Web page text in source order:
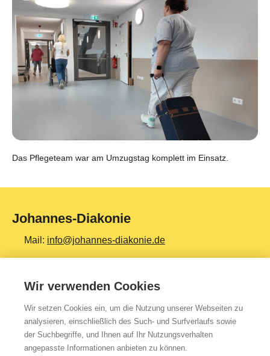
Das Pflegeteam war am Umzugstag komplett im Einsatz.
Johannes-Diakonie
Mail: info@johannes-diakonie.de
Tel:06261 - 88-0
Top Themen
Teilhabe & Assistenz
Wir verwenden Cookies
Wir setzen Cookies ein, um die Nutzung unserer Webseiten zu
analysieren, einschließlich des Such- und Surfverlaufs sowie
der Suchbegriffe, und Ihnen auf Ihr Nutzungsverhalten
angepasste Informationen anbieten zu können.